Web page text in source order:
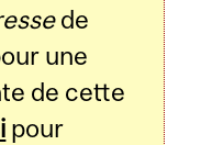
de
une
de cette
pour